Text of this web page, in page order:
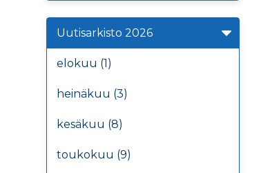
Uutisarkisto 2026
elokuu (1)
heinäkuu (3)
kesäkuu (8)
toukokuu (9)